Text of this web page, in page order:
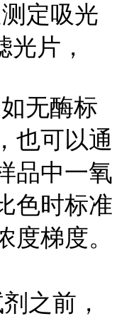
定吸光
片，
无酶标
也可以通
品中一氧
色时标准
度梯度。
之前，